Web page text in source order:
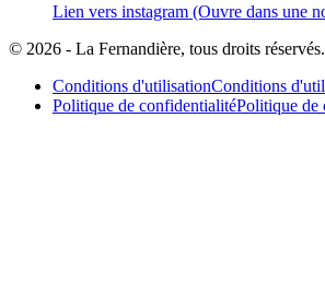
Lien vers instagram (Ouvre dans une
© 2026 - La Fernandière, tous droits réservés.
Conditions d'utilisationConditions
Politique de confidentialitéPolitique de